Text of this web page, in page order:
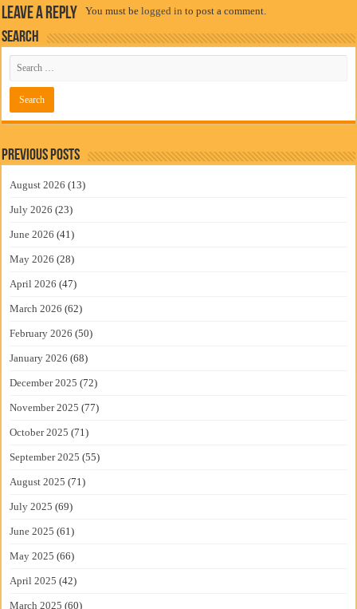
Leave a Reply You must belogged in to post a comment.
Search
Previous Posts
August 2026 (13)
July 2026 (23)
June 2026 (41)
May 2026 (28)
April 2026 (47)
March 2026 (62)
February 2026 (50)
January 2026 (68)
December 2025 (72)
November 2025 (77)
October 2025 (71)
September 2025 (55)
August 2025 (71)
July 2025 (69)
June 2025 (61)
May 2025 (66)
April 2025 (42)
March 2025 (60)